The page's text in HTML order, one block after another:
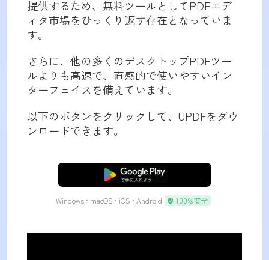
提供するため、無料ツールとしてPDFエデ
ィタ市場をひっくり返す存在となっていま
す。
さらに、他の多くのデスクトップPDFツー
ルよりも高速で、直感的で使いやすいイン
ターフェイスを備えています。
以下のボタンをクリックして、UPDFをダウ
ンロードできます。
無料ダウンロード
Windows • macOS • iOS • Android 100%安全